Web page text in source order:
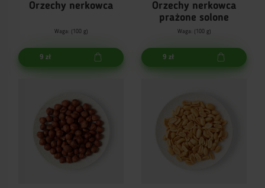
Orzechy nerkowca
Waga: (100 g)
9 zł
Orzechy nerkowca
prażone solone
Waga: (100 g)
9 zł